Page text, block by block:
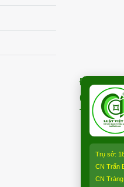
Địa điểm
(ngay
Trảng
Trụ sở:
CN Trấn
CN